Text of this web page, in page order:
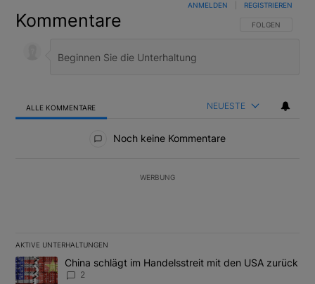
Kommentare FOLGE DIESER
FOLGEN
ANMELDEN REGISTRIEREN
ALLE KOMMENTARE NEUESTE
Noch keine Kommentare
WERBUNG
AKTIVE UNTERHALTUNGEN
Das Folgende ist eine Liste der am meisten kommentierten
Ein Trendartikel mit dem Titel "China schlägt im Handelsstreit
China schlägt im Handelsstreit mit den USA zurück
2